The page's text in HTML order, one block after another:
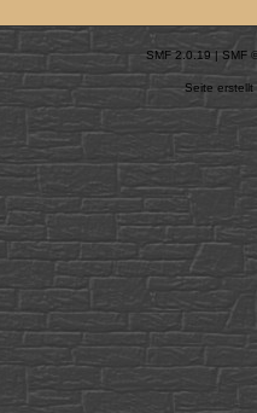
SMF 2.0.19| SMF
Seite erstellt